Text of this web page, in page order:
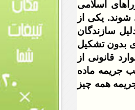
دوره شوراهای اسلامی
یکی از
سازندگان
بدون تشکیل
قانونی از
جریمه ماده
همه چیز